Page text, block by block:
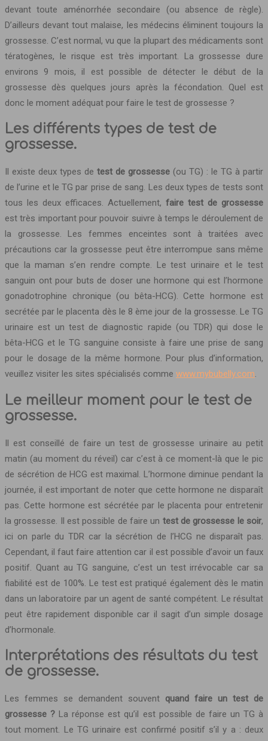
devant toute aménorrhée secondaire (ou absence de règle).
D’ailleurs devant tout malaise, les médecins éliminent toujours la
grossesse. C’est normal, vu que la plupart des médicaments sont
tératogènes, le risque est très important. La grossesse dure
environs 9 mois, il est possible de détecter le début de la
grossesse dès quelques jours après la fécondation. Quel est
donc le moment adéquat pour faire le test de grossesse ?
Les différents types de test de
grossesse.
Il existe deux types de test de grossesse (ou TG) : le TG à partir
de l’urine et le TG par prise de sang. Les deux types de tests sont
tous les deux efficaces. Actuellement, faire test de grossesse
est très important pour pouvoir suivre à temps le déroulement de
la grossesse. Les femmes enceintes sont à traitées avec
précautions car la grossesse peut être interrompue sans même
que la maman s’en rendre compte. Le test urinaire et le test
sanguin ont pour buts de doser une hormone qui est l’hormone
gonadotrophine chronique (ou bêta-HCG). Cette hormone est
secrétée par le placenta dès le 8 ème jour de la grossesse. Le TG
urinaire est un test de diagnostic rapide (ou TDR) qui dose le
bêta-HCG et le TG sanguine consiste à faire une prise de sang
pour le dosage de la même hormone. Pour plus d’information,
veuillez visiter les sites spécialisés comme www.mybubelly.com.
Le meilleur moment pour le test de
grossesse.
Il est conseillé de faire un test de grossesse urinaire au petit
matin (au moment du réveil) car c’est à ce moment-là que le pic
de sécrétion de HCG est maximal. L’hormone diminue pendant la
journée, il est important de noter que cette hormone ne disparaît
pas. Cette hormone est sécrétée par le placenta pour entretenir
la grossesse. Il est possible de faire un test de grossesse le soir,
ici on parle du TDR car la sécrétion de l’HCG ne disparaît pas.
Cependant, il faut faire attention car il est possible d’avoir un faux
positif. Quant au TG sanguine, c’est un test irrévocable car sa
fiabilité est de 100%. Le test est pratiqué également dès le matin
dans un laboratoire par un agent de santé compétent. Le résultat
peut être rapidement disponible car il sagit d’un simple dosage
d’hormonale.
Interprétations des résultats du test
de grossesse.
Les femmes se demandent souvent quand faire un test de
grossesse ? La réponse est qu’il est possible de faire un TG à
tout moment. Le TG urinaire est confirmé positif s’il y a : deux